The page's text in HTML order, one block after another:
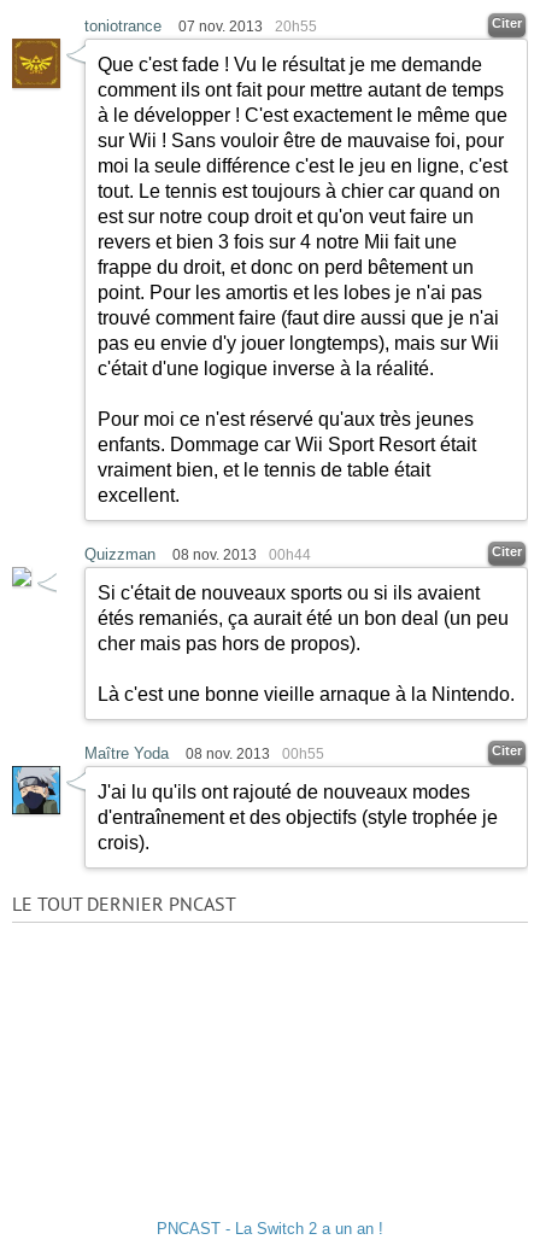
toniotrance 07 nov. 2013 20h55 Citer
Que c'est fade ! Vu le résultat je me demande
comment ils ont fait pour mettre autant de temps
à le développer ! C'est exactement le même que
sur Wii ! Sans vouloir être de mauvaise foi, pour
moi la seule différence c'est le jeu en ligne, c'est
tout. Le tennis est toujours à chier car quand on
est sur notre coup droit et qu'on veut faire un
revers et bien 3 fois sur 4 notre Mii fait une
frappe du droit, et donc on perd bêtement un
point. Pour les amortis et les lobes je n'ai pas
trouvé comment faire (faut dire aussi que je n'ai
pas eu envie d'y jouer longtemps), mais sur Wii
c'était d'une logique inverse à la réalité.
Pour moi ce n'est réservé qu'aux très jeunes
enfants. Dommage car Wii Sport Resort était
vraiment bien, et le tennis de table était
excellent.
Quizzman 08 nov. 2013 00h44 Citer
Si c'était de nouveaux sports ou si ils avaient
étés remaniés, ça aurait été un bon deal (un peu
cher mais pas hors de propos).
Là c'est une bonne vieille arnaque à la Nintendo.
Maître Yoda 08 nov. 2013 00h55 Citer
J'ai lu qu'ils ont rajouté de nouveaux modes
d'entraînement et des objectifs (style trophée je
crois).
LE TOUT DERNIER PNCAST
PNCAST - La Switch 2 a un an !